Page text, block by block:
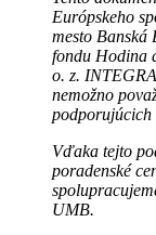
Európskeho
mesto Banská
fondu Hodina
o. z.
nemožno
podporujúcich
Vďaka tejto
poradenské
UMB.